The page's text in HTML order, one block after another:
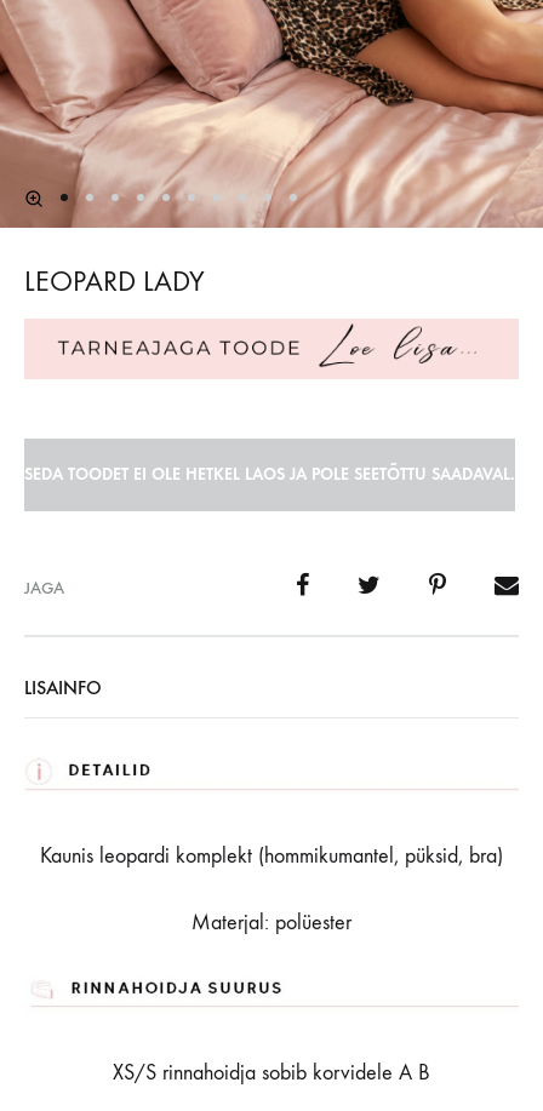
LEOPARD LADY
SEDA TOODET EI OLE HETKEL LAOS JA POLE SEETÕTTU SAADAVAL.
JAGA
LISAINFO
Kaunis leopardi komplekt (hommikumantel, püksid, bra)
Materjal: polüester
XS/S rinnahoidja sobib korvidele A B